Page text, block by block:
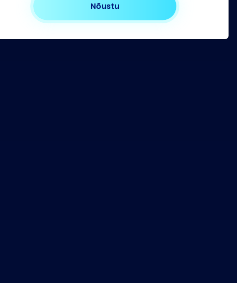
Nõustu